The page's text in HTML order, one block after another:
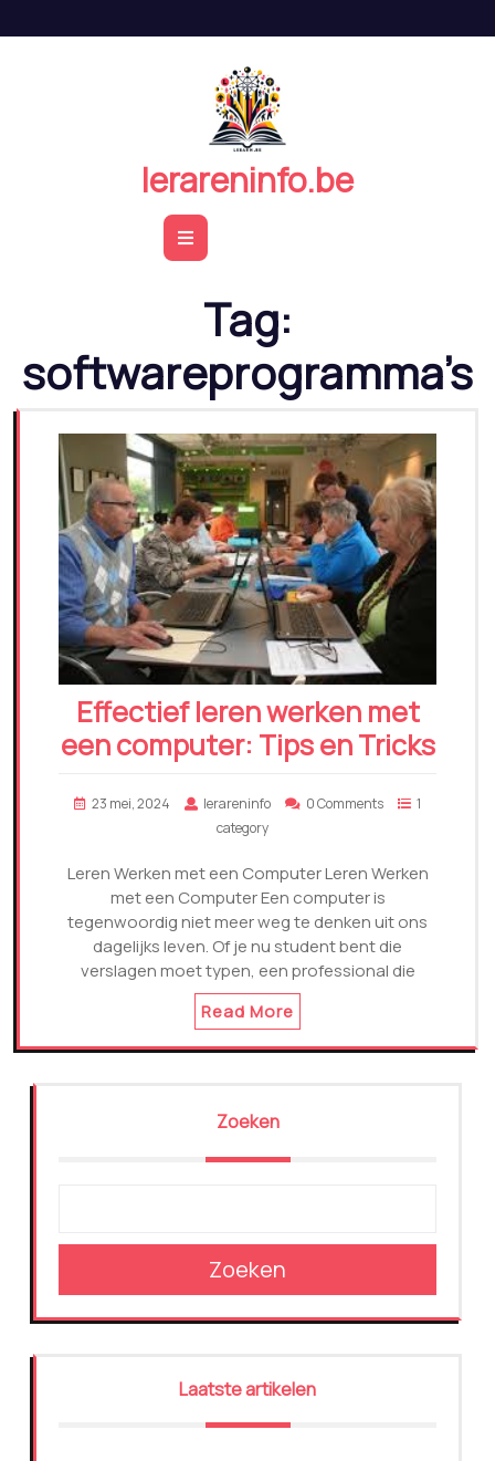
de
lerareninfo.be
Open
Tag:
softwareprogramma’s
Effectief leren werken met
een computer: Tips en Tricks
23 mei, 2024 lerareninfo 0 Comments
1
category
Leren Werken met een Computer Leren Werken
met een Computer Een computer is
tegenwoordig niet meer weg te denken uit ons
dagelijks leven. Of je nu student bent die
verslagen moet typen, een professional die
Read More
Zoeken
Zoeken
Laatste artikelen